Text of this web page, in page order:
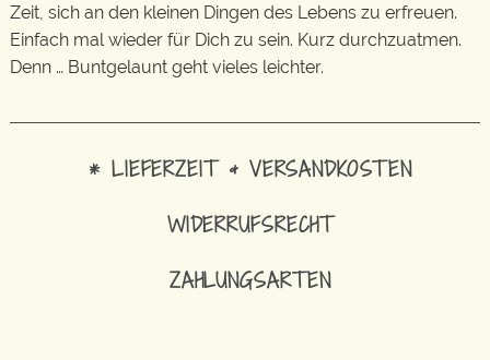
Zeit, sich an den kleinen Dingen des Lebens zu erfreuen.
Einfach mal wieder für Dich zu sein. Kurz durchzuatmen.
Denn … Buntgelaunt geht vieles leichter.
* LIEFERZEIT & VERSANDKOSTEN
WIDERRUFSRECHT
ZAHLUNGSARTEN